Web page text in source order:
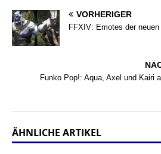
VORHERIGER
FFXIV: Emotes der
Funko Pop!: Aqua, Axel und Kairi
ÄHNLICHE ARTIKEL